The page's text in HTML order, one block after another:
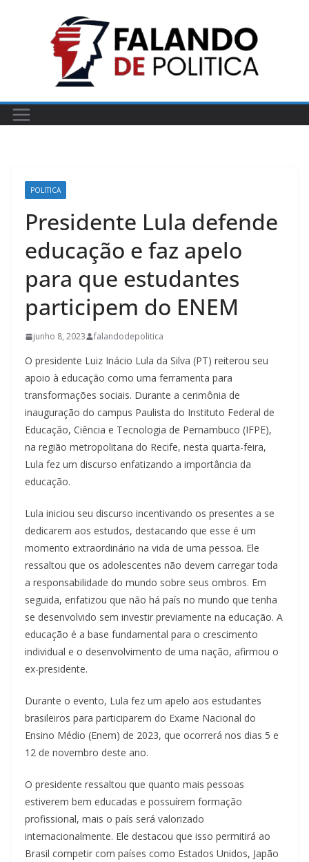
POLITICA
Presidente Lula defende
educação e faz apelo
para que estudantes
participem do ENEM
junho 8, 2023 falandodepolitica
O presidente Luiz Inácio Lula da Silva (PT) reiterou seu
apoio à educação como uma ferramenta para
transformações sociais. Durante a cerimônia de
inauguração do campus Paulista do Instituto Federal de
Educação, Ciência e Tecnologia de Pernambuco (IFPE),
na região metropolitana do Recife, nesta quarta-feira,
Lula fez um discurso enfatizando a importância da
educação.
Lula iniciou seu discurso incentivando os presentes a se
dedicarem aos estudos, destacando que esse é um
momento extraordinário na vida de uma pessoa. Ele
ressaltou que os adolescentes não devem carregar toda
a responsabilidade do mundo sobre seus ombros. Em
seguida, enfatizou que não há país no mundo que tenha
se desenvolvido sem investir previamente na educação. A
educação é a base fundamental para o crescimento
individual e o desenvolvimento de uma nação, afirmou o
ex-presidente.
Durante o evento, Lula fez um apelo aos estudantes
brasileiros para participarem do Exame Nacional do
Ensino Médio (Enem) de 2023, que ocorrerá nos dias 5 e
12 de novembro deste ano.
O presidente ressaltou que quanto mais pessoas
estiverem bem educadas e possuírem formação
profissional, mais o país será valorizado
internacionalmente. Ele destacou que isso permitirá ao
Brasil competir com países como Estados Unidos, Japão